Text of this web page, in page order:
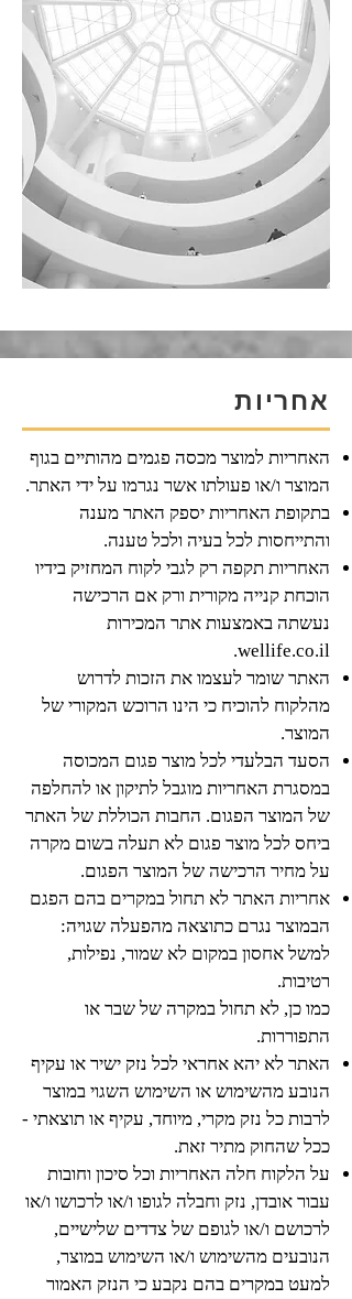
אחריות
האחריות למוצר מכסה פגמים מהותיים בגוף
המוצר ו/או פעולתו אשר נגרמו על ידי האתר.
בתקופת האחריות יספק האתר מענה
והתייחסות לכל בעיה ולכל טענה.
האחריות תקפה רק לגבי לקוח המחזיק בידיו
הוכחת קנייה מקורית ורק אם הרכישה
נעשתה באמצעות אתר המכירות
wellife.co.il.
האתר שומר לעצמו את הזכות לדרוש
מהלקוח להוכיח כי הינו הרוכש המקורי של
המוצר.
הסעד הבלעדי לכל מוצר פגום המכוסה
במסגרת האחריות מוגבל לתיקון או להחלפה
של המוצר הפגום. החבות הכוללת של האתר
ביחס לכל מוצר פגום לא תעלה בשום מקרה
על מחיר הרכישה של המוצר הפגום.
אחריות האתר לא תחול במקרים בהם הפגם
הבמוצר נגרם כתוצאה מהפעלה שגויה:
למשל אחסון במקום לא שמור, נפילות,
רטיבות.
כמו כן, לא תחול במקרה של שבר או
התפוררות.
האתר לא יהא אחראי לכל נזק ישיר או עקיף
הנובע מהשימוש או השימוש השגוי במוצר
לרבות כל נזק מקרי, מיוחד, עקיף או תוצאתי -
ככל שהחוק מתיר זאת.
על הלקוח חלה האחריות וכל סיכון וחובות
עבור אובדן, נזק וחבלה לגופו ו/או לרכושו ו/או
לרכושם ו/או לגופם של צדדים שלישיים,
הנובעים מהשימוש ו/או השימוש במוצר,
למעט במקרים בהם נקבע כי הנזק האמור